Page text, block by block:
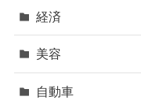
経済
美容
自動車